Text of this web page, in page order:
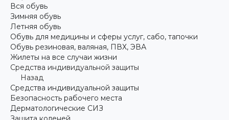
Вся обувь
Зимняя обувь
Летняя обувь
Обувь для медицины и сферы услуг, сабо, тапочки
Обувь резиновая, валяная, ПВХ, ЭВА
Жилеты на все случаи жизни
Средства индивидуальной защиты
Назад
Средства индивидуальной защиты
Безопасность рабочего места
Дерматологические СИЗ